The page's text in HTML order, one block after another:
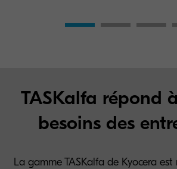
TASKalfa répond
besoins des
La gamme TASKalfa de Kyocera